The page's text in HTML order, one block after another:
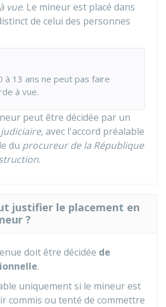
vue. Le mineur est placé dans
de celui des personnes
à 13 ans ne peut pas faire
à vue.
peut être décidée par un
, avec l'accord préalable
du procureur de la République
.
justifier le placement en
?
doit être décidée de
.
uniquement si le mineur est
commis ou tenté de commettre